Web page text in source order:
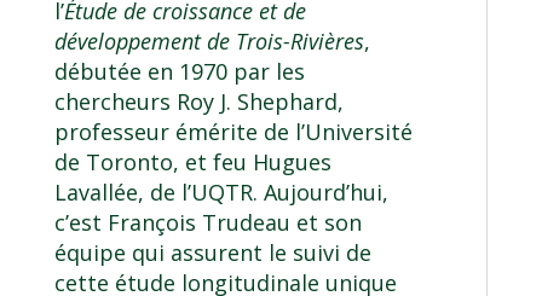
l’Étude de croissance et de
développement de Trois-Rivières,
débutée en 1970 par les
chercheurs Roy J. Shephard,
professeur émérite de l’Université
de Toronto, et feu Hugues
Lavallée, de l’UQTR. Aujourd’hui,
c’est François Trudeau et son
équipe qui assurent le suivi de
cette étude longitudinale unique